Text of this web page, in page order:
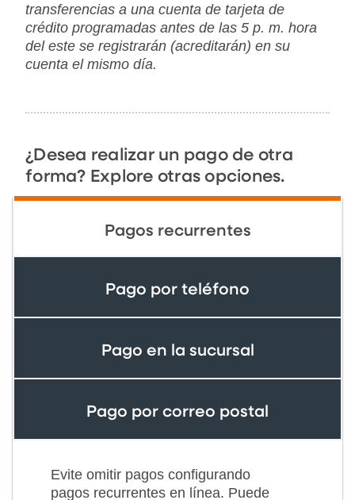
transferencias a una cuenta de tarjeta de
crédito programadas antes de las 5 p. m. hora
del este se registrarán (acreditarán) en su
cuenta el mismo día.
¿Desea realizar un pago de otra
forma? Explore otras opciones.
Pagos recurrentes
Pago por teléfono
Pago en la sucursal
Pago por correo postal
Evite omitir pagos configurando
pagos recurrentes en línea. Puede